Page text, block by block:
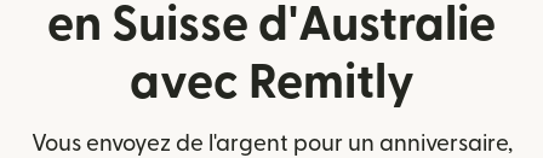
en Suisse d'Australie
avec Remitly
Vous envoyez de l'argent pour un anniversaire,